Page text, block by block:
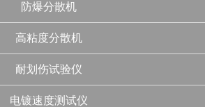
防爆分散机
高粘度分散机
耐划伤试验仪
电镀速度测试仪